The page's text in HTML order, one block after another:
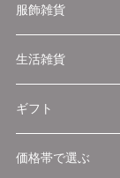
服飾雑貨
生活雑貨
ギフト
価格帯で選ぶ